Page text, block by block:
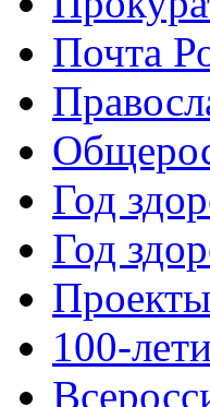
Почта
Год
Год
100-